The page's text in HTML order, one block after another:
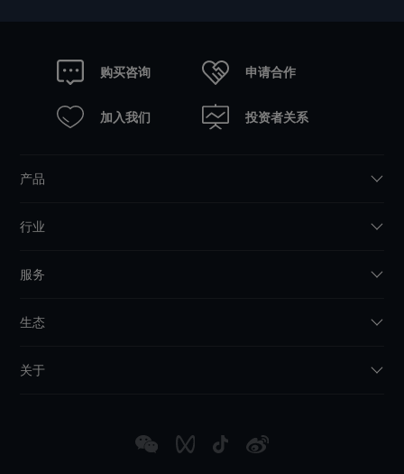
购买咨询 申请合作
加入我们 投资者关系
产品
行业
服务
生态
关于